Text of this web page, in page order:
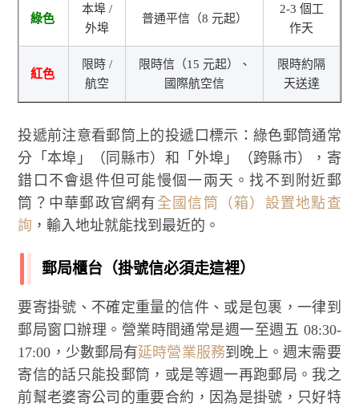
綠色
本埠 /
外埠
普通平信（8 元起）
2-3 個工
作天
紅色
限時 /
航空
限時信（15 元起）、
國際航空信
限時約隔
天送達
投遞前注意看郵筒上的投遞口標示：綠色郵筒通常
分「本埠」（同縣市）和「外埠」（跨縣市），寄
錯口不會退件但可能慢個一兩天。找不到附近郵
筒？中華郵政官網有 全國信筒（箱）設置地點查
詢 ，輸入地址就能找到最近的。
郵局櫃台（掛號信必須走這裡）
要寄掛號、不確定重量的信件、或是包裹，一律到
郵局窗口辦理。營業時間通常是週一至週五 08:30-
17:00，少數郵局有延時營業服務到晚上。週末需要
寄信的話只能投郵筒，或是等週一再跑郵局。我之
前幫老婆寄公司的重要合約，因為是掛號，只好特